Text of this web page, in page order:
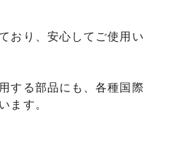
おり、安心してご使用い
する部品にも、各種国際
ます。